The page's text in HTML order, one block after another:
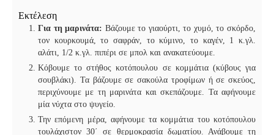
Εκτέλεση
Για τη μαρινάτα: Βάζουμε το γιαούρτι, το χυμό, το σκόρδο,
τον κουρκουμά, το σαφράν, το κύμινο, το καγέν, 1 κ.γλ.
αλάτι, 1/2 κ.γλ. πιπέρι σε μπολ και ανακατεύουμε.
Κόβουμε το στήθος κοτόπουλου σε κομμάτια (κύβους για
σουβλάκι). Τα βάζουμε σε σακούλα τροφίμων ή σε σκεύος,
περιχύνουμε με τη μαρινάτα και σκεπάζουμε. Τα αφήνουμε
μία νύχτα στο ψυγείο.
Την επόμενη μέρα, αφήνουμε τα κομμάτια του κοτόπουλου
τουλάχιστον 30΄ σε θερμοκρασία δωματίου. Ανάβουμε τη